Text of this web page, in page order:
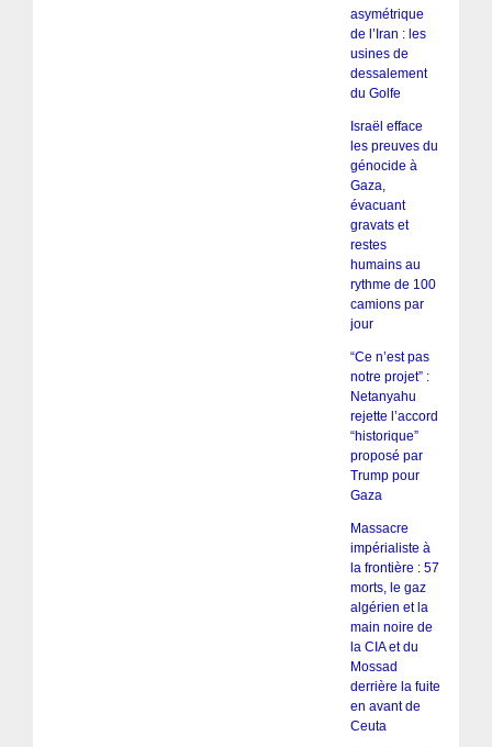
asymétrique
de l’Iran : les
usines de
dessalement
du Golfe
Israël efface
les preuves du
génocide à
Gaza,
évacuant
gravats et
restes
humains au
rythme de 100
camions par
jour
“Ce n’est pas
notre projet” :
Netanyahu
rejette l’accord
“historique”
proposé par
Trump pour
Gaza
Massacre
impérialiste à
la frontière : 57
morts, le gaz
algérien et la
main noire de
la CIA et du
Mossad
derrière la fuite
en avant de
Ceuta